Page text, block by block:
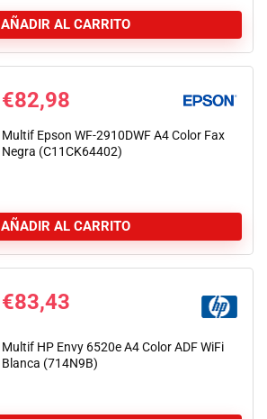
AÑADIR AL CARRITO
€82,98
Multif Epson WF-2910DWF A4 Color Fax
Negra (C11CK64402)
AÑADIR AL CARRITO
€83,43
Multif HP Envy 6520e A4 Color ADF WiFi
Blanca (714N9B)